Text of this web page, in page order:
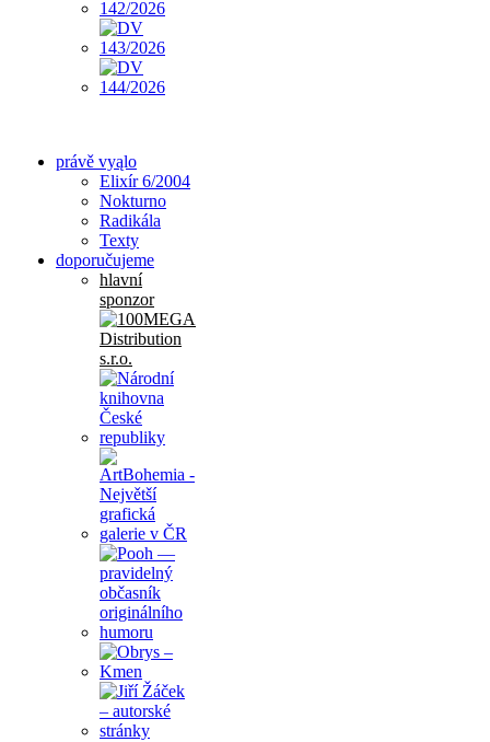
právě vyąlo
Elixír 6/2004
Nokturno
Radikála
Texty
doporučujeme
hlavní
sponzor